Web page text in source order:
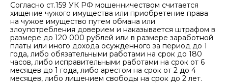
Согласно ст.159 УК РФ мошенничеством считается
хищение чужого имущества или приобретение права
на чужое имущество путем обмана или
злоупотребления доверием и наказывается штрафом в
размере до 120 000 рублей или в размере заработной
платы или иного дохода осужденного за период до 1
года, либо обязательными работами на срок до 180
часов, либо исправительными работами на срок от 6
месяцев до 1 года, либо арестом на срок от 2 до 4
месяцев, либо лишением свободы на срок до 2 лет.